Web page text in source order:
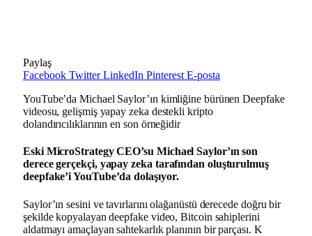
Paylaş
Facebook Twitter LinkedIn Pinterest E-posta
YouTube’da Michael Saylor’ın kimliğine bürünen Deepfake
videosu, gelişmiş yapay zeka destekli kripto
dolandırıcılıklarının en son örneğidir
Eski MicroStrategy CEO’su Michael Saylor’ın son
derece gerçekçi, yapay zeka tarafından oluşturulmuş
deepfake’i YouTube’da dolaşıyor.
Saylor’ın sesini ve tavırlarını olağanüstü derecede doğru bir
şekilde kopyalayan deepfake video, Bitcoin sahiplerini
aldatmayı amaçlayan sahtekarlık planının bir parçası. K